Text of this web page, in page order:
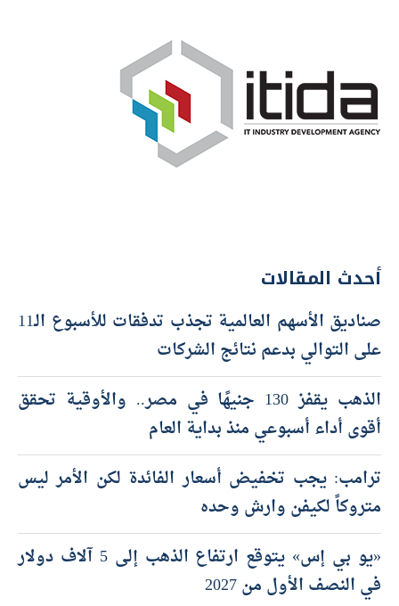
أحدث المقالات
صناديق الأسهم العالمية تجذب تدفقات للأسبوع الـ11
على التوالي بدعم نتائج الشركات
الذهب يقفز 130 جنيهًا في مصر.. والأوقية تحقق
أقوى أداء أسبوعي منذ بداية العام
ترامب: يجب تخفيض أسعار الفائدة لكن الأمر ليس
متروكاً لكيفن وارش وحده
«يو بي إس» يتوقع ارتفاع الذهب إلى 5 آلاف دولار
في النصف الأول من 2027